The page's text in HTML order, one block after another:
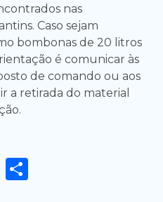
nas
Caso sejam
bombonas de 20 litros
é comunicar às
de comando ou aos
a retirada do material
Messenger